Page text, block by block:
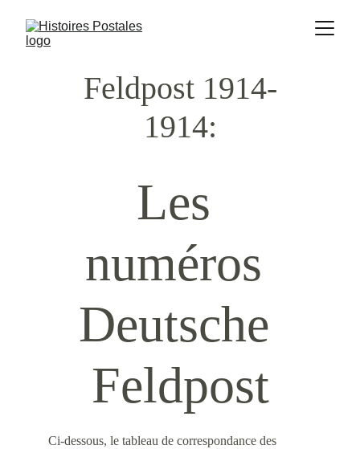
Feldpost 1914-
1914:
Les
numéros
Deutsche
Feldpost
Ci-dessous, le tableau de correspondance des